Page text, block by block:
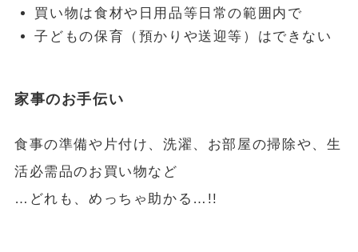
買い物は食材や日用品等日常の範囲内で
子どもの保育（預かりや送迎等）はできない
家事のお手伝い
食事の準備や片付け、洗濯、お部屋の掃除や、生
活必需品のお買い物など
…どれも、めっちゃ助かる…!!